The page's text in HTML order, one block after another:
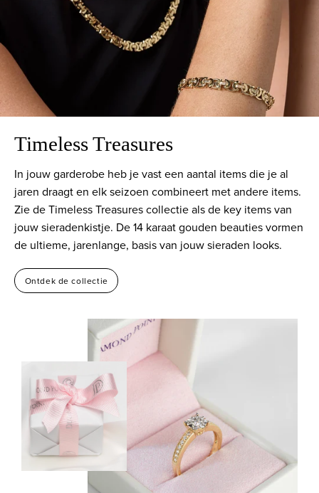
Timeless Treasures
In jouw garderobe heb je vast een aantal items die je al
jaren draagt en elk seizoen combineert met andere items.
Zie de Timeless Treasures collectie als de key items van
jouw sieradenkistje. De 14 karaat gouden beauties vormen
de ultieme, jarenlange, basis van jouw sieraden looks.
Ontdek de collectie